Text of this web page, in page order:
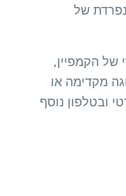
של
של הקמפיין,
מקדימה או
ובטלפון נוסף